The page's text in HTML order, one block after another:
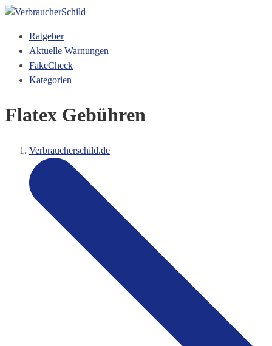
Ratgeber
Aktuelle Warnungen
FakeCheck
Kategorien
Flatex Gebühren
Verbraucherschild.de